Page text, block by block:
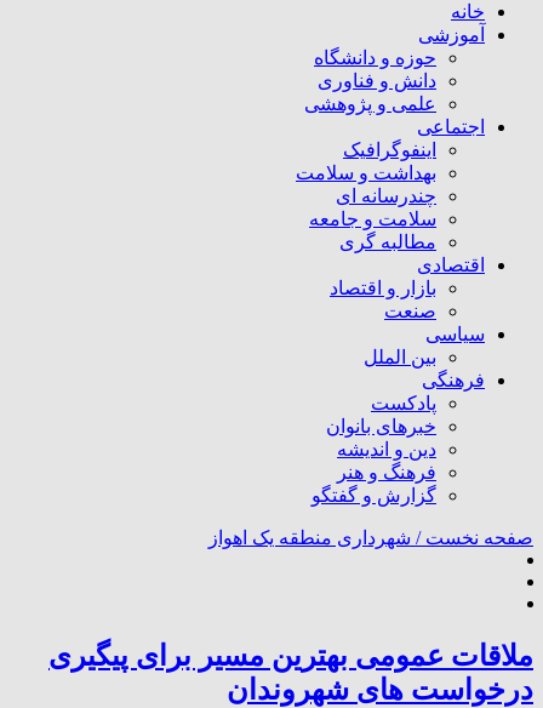
خانه
آموزشی
حوزه و دانشگاه
دانش و فناوری
علمی و پژوهشی
اجتماعی
اینفوگرافیک
بهداشت و سلامت
چندرسانه ای
سلامت و جامعه
مطالبه گری
اقتصادی
بازار و اقتصاد
صنعت
سیاسی
بین الملل
فرهنگی
پادکست
خبرهای بانوان
دین و اندیشه
فرهنگ و هنر
گزارش و گفتگو
صفحه نخست / شهرداری منطقه یک اهواز
ملاقات عمومی بهترین مسیر برای پیگیری
درخواست های شهروندان